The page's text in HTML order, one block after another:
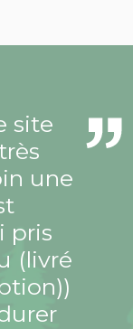
site
une
pris
(livré